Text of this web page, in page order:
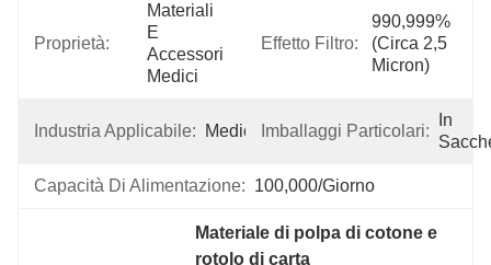
Proprietà:
Materiali
E
Accessori
Medici
Effetto Filtro:
990,999%
(circa 2,5
Micron)
Industria Applicabile: MedicinaImballaggi Particolari:
In
Capacità Di Alimentazione: 100,000/giorno
Materiale di polpa di cotone e
rotolo di carta